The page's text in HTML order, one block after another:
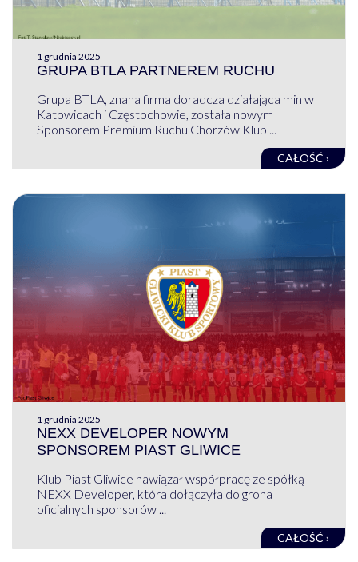
1 grudnia 2025
GRUPA BTLA PARTNEREM RUCHU
Grupa BTLA, znana firma doradcza działająca min w
Katowicach i Częstochowie, została nowym
Sponsorem Premium Ruchu Chorzów Klub ...
CAŁOŚĆ ›
1 grudnia 2025
NEXX DEVELOPER NOWYM
SPONSOREM PIAST GLIWICE
Klub Piast Gliwice nawiązał współpracę ze spółką
NEXX Developer, która dołączyła do grona
oficjalnych sponsorów ...
CAŁOŚĆ ›